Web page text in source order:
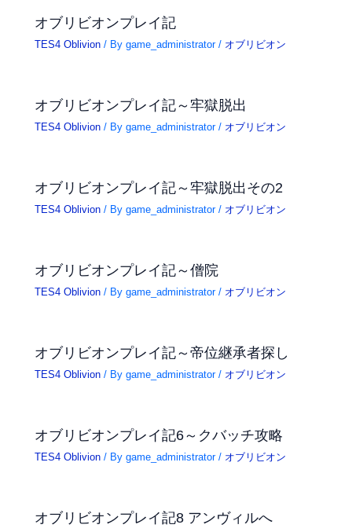
オブリビオンプレイ記
TES4 Oblivion / Bygame_administrator/ オブリビオン
オブリビオンプレイ記～牢獄脱出
TES4 Oblivion / Bygame_administrator/ オブリビオン
オブリビオンプレイ記～牢獄脱出その2
TES4 Oblivion / Bygame_administrator/ オブリビオン
オブリビオンプレイ記～僧院
TES4 Oblivion / Bygame_administrator/ オブリビオン
オブリビオンプレイ記～帝位継承者探し
TES4 Oblivion / Bygame_administrator/ オブリビオン
オブリビオンプレイ記6～クバッチ攻略
TES4 Oblivion / Bygame_administrator/ オブリビオン
オブリビオンプレイ記8 アンヴィルへ